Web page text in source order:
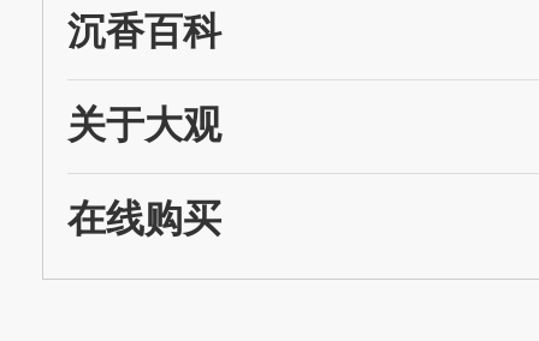
沉香百科
关于大观
在线购买